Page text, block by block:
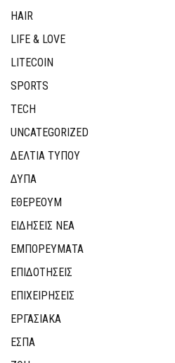
HAIR
LIFE & LOVE
LITECOIN
SPORTS
TECH
UNCATEGORIZED
ΔΕΛΤΙΑ ΤΥΠΟΥ
ΔΥΠΑ
ΕΘΈΡΕΟΥΜ
ΕΙΔΗΣΕΙΣ ΝΕΑ
ΕΜΠΟΡΕΥΜΑΤΑ
ΕΠΙΔΟΤΗΣΕΙΣ
ΕΠΙΧΕΙΡΗΣΕΙΣ
ΕΡΓΑΣΙΑΚΑ
ΕΣΠΑ